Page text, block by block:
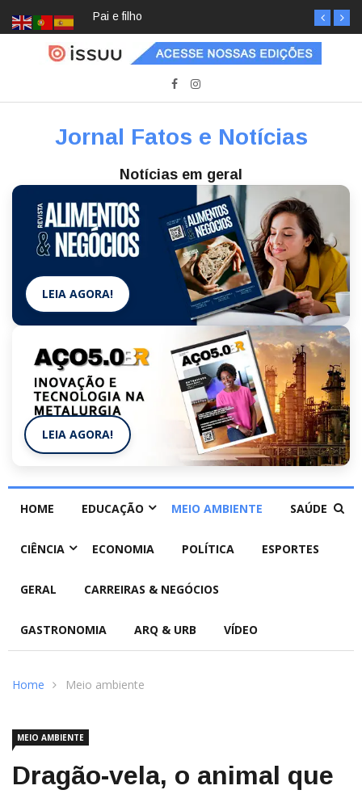
Pai e filho
Jornal Fatos e Notícias
Notícias em geral
LEIA AGORA!
LEIA AGORA!
HOME EDUCAÇÃO MEIO AMBIENTE SAÚDE
CIÊNCIA ECONOMIA POLÍTICA ESPORTES
GERAL CARREIRAS & NEGÓCIOS
GASTRONOMIA ARQ & URB VÍDEO
Home Meio ambiente
MEIO AMBIENTE
Dragão-vela, o animal que